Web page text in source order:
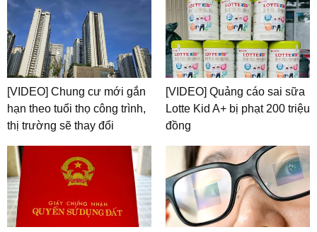
[VIDEO] Chung cư mới gắn
hạn theo tuổi thọ công trình,
thị trường sẽ thay đổi
[VIDEO] Quảng cáo sai sữa
Lotte Kid A+ bị phạt 200 triệu
đồng